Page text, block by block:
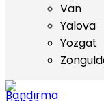
Van
Yalova
Yozgat